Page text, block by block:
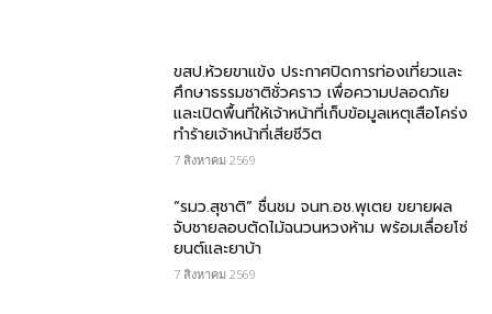
ขสป.ห้วยขาแข้ง ประกาศปิดการท่องเที่ยวและ
ศึกษาธรรมชาติชั่วคราว เพื่อความปลอดภัย
และเปิดพื้นที่ให้เจ้าหน้าที่เก็บข้อมูลเหตุเสือโคร่ง
ทำร้ายเจ้าหน้าที่เสียชีวิต
7 สิงหาคม 2569
“รมว.สุชาติ” ชื่นชม​ จนท.อช.พุเตย​ ขยายผล
จับชายลอบตัดไม้ฉนวนหวงห้าม พร้อมเลื่อยโซ่
ยนต์และยาบ้า
7 สิงหาคม 2569